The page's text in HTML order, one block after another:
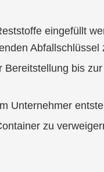
eingefüllt
Abfallschlüssel
bis
Unternehmer
zu